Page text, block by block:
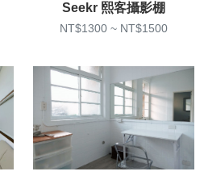
Seekr 熙客攝影棚
NT$1300 ~ NT$1500